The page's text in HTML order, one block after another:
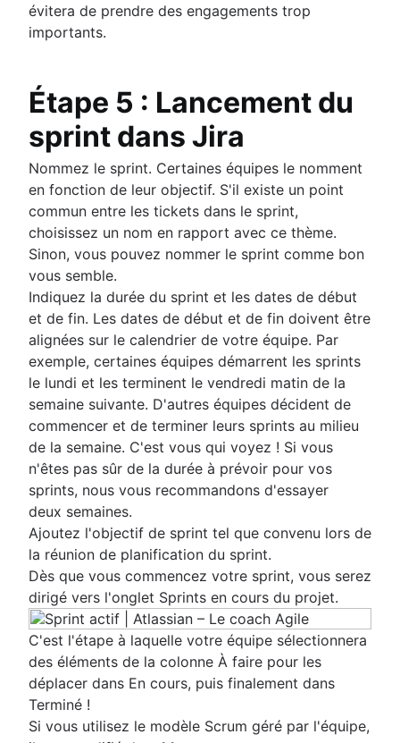
évitera de prendre des engagements trop
importants.
Étape 5 : Lancement du
sprint dans Jira
Nommez le sprint. Certaines équipes le nomment
en fonction de leur objectif. S'il existe un point
commun entre les tickets dans le sprint,
choisissez un nom en rapport avec ce thème.
Sinon, vous pouvez nommer le sprint comme bon
vous semble.
Indiquez la durée du sprint et les dates de début
et de fin. Les dates de début et de fin doivent être
alignées sur le calendrier de votre équipe. Par
exemple, certaines équipes démarrent les sprints
le lundi et les terminent le vendredi matin de la
semaine suivante. D'autres équipes décident de
commencer et de terminer leurs sprints au milieu
de la semaine. C'est vous qui voyez ! Si vous
n'êtes pas sûr de la durée à prévoir pour vos
sprints, nous vous recommandons d'essayer
deux semaines.
Ajoutez l'objectif de sprint tel que convenu lors de
la réunion de planification du sprint.
Dès que vous commencez votre sprint, vous serez
dirigé vers l'onglet Sprints en cours du projet.
C'est l'étape à laquelle votre équipe sélectionnera
des éléments de la colonne À faire pour les
déplacer dans En cours, puis finalement dans
Terminé !
Si vous utilisez le modèle Scrum géré par l'équipe,